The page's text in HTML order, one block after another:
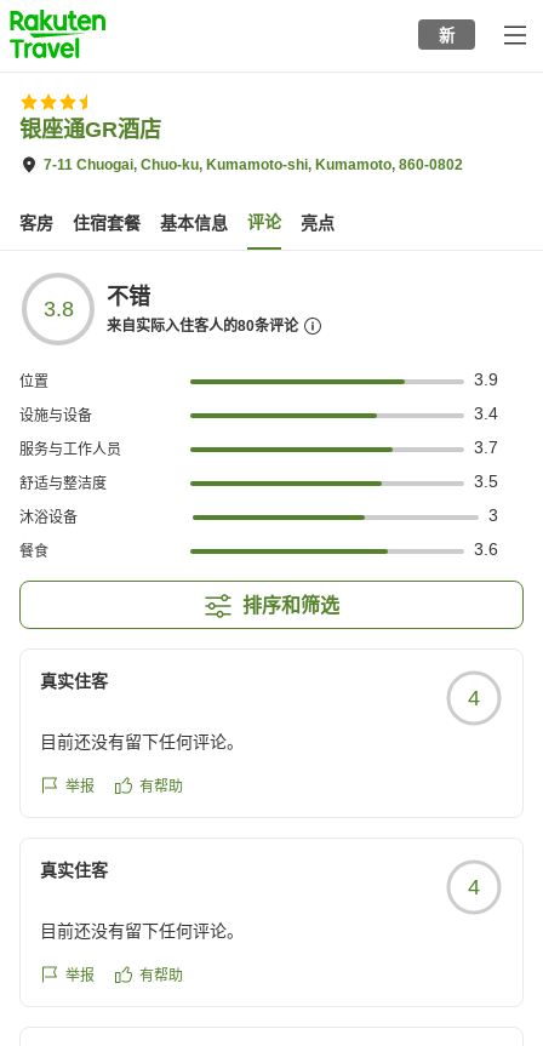
to
top
page
新
银座通GR酒店
7-11 Chuogai, Chuo-ku, Kumamoto-shi, Kumamoto, 860-0802
客房 住宿套餐 基本信息 评论 亮点
3.8 不错
来自实际入住客人的80条评论
位置 3.9
设施与设备 3.4
服务与工作人员 3.7
舒适与整洁度 3.5
沐浴设备 3
餐食 3.6
排序和筛选
真实住客
4
目前还没有留下任何评论。
举报 有帮助
真实住客
4
目前还没有留下任何评论。
举报 有帮助